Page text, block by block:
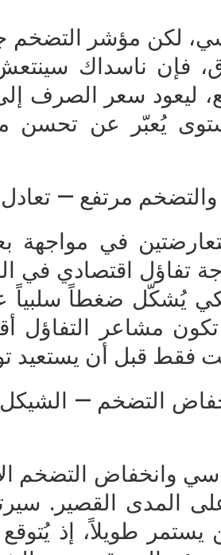
لكن مؤشر التضخم
فإن ناسداك
ليعود سعر الصرف
يُعبّر عن تحسن
والتضخم مرتفع —
في مواجهة
تفاؤل اقتصادي في
يُشكّل ضغطاً
مشاعر التفاؤل
قبل أن يستعيد
التضخم —
وانخفاض التضخم
المدى القصير.
يستمر طويلاً، إذ